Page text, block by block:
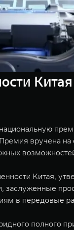
вручена
Китая,
заслуженные
в передовые
полного